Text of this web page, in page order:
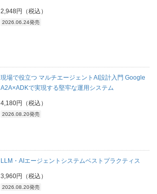
2,948円（税込）
2026.06.24発売
現場で役立つ マルチエージェントAI設計入門 Google
A2A×ADKで実現する堅牢な運用システム
4,180円（税込）
2026.08.20発売
LLM・AIエージェントシステムベストプラクティス
3,960円（税込）
2026.08.20発売